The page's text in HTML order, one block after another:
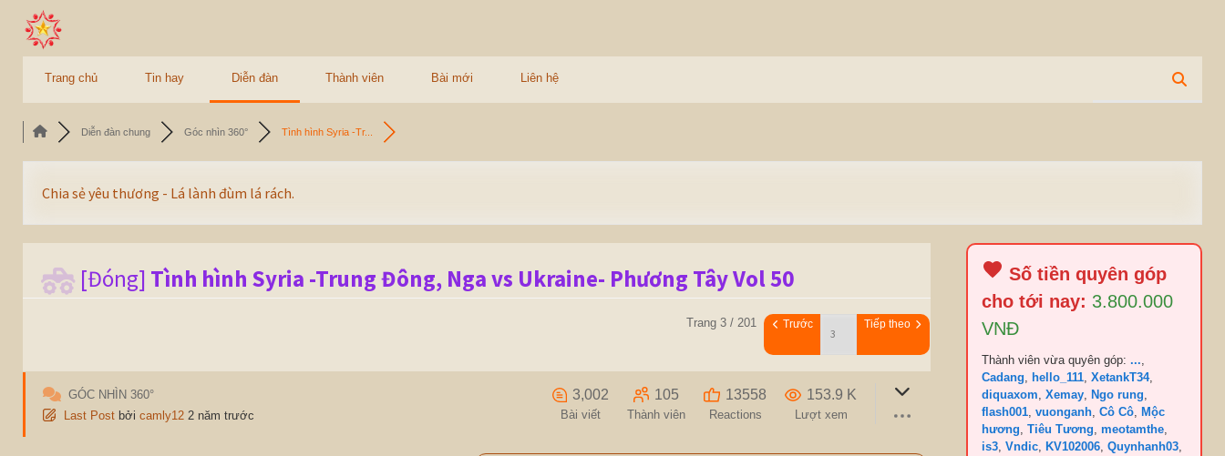
Trang chủ Tin hay Diễn đàn Thành viên Bài mới Liên hệ
Diễn đàn chung Góc nhìn 360° Tình hình Syria -Tr...
Chia sẻ yêu thương - Lá lành đùm lá rách.
[Đóng] Tình hình Syria -Trung Đông, Nga vs Ukraine- Phương Tây Vol 50
Trang 3 / 201 Trước Tiếp theo
GÓC NHÌN 360°
Last Post bởi camly12 2 năm trước
3,002
Bài viết
105
Thành viên
13558
Reactions
153.9 K
Lượt xem
Số tiền quyên góp
cho tới nay: 3.800.000
VNĐ
Thành viên vừa quyên góp:...,
Cadang, hello_111,XetankT34,
diquaxom,Xemay, Ngo rung,
flash001,vuonganh,Cô Cô, Mộc
hương,Tiêu Tương,meotamthe,
is3,Vndic, KV102006,Quynhanh03,